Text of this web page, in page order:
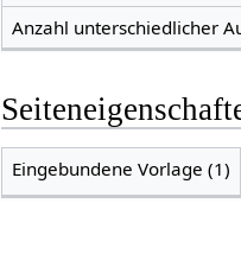
Anzahl unterschiedlicher
Eingebundene Vorlage (1)